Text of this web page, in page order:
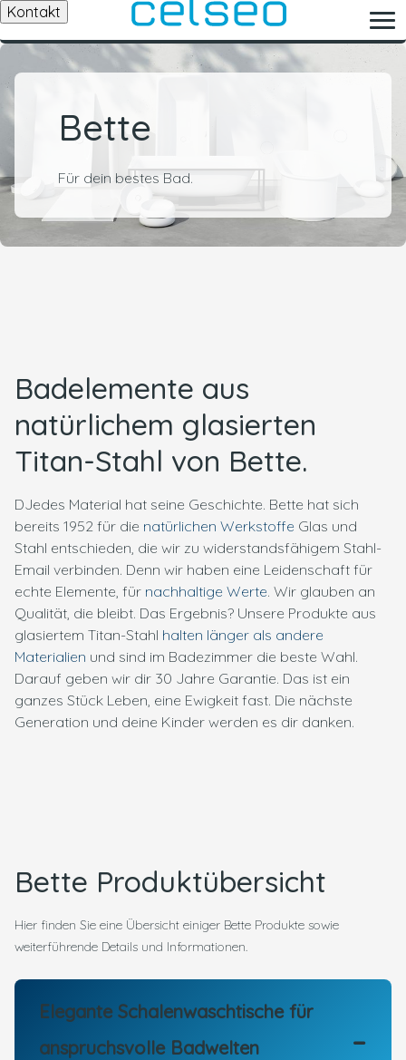
Kontakt
Bette
Für dein bestes Bad.
Badelemente aus
natürlichem glasierten
Titan-Stahl von Bette.
DJedes Material hat seine Geschichte. Bette hat sich
bereits 1952 für die natürlichen Werkstoffe Glas und
Stahl entschieden, die wir zu widerstandsfähigem Stahl-
Email verbinden. Denn wir haben eine Leidenschaft für
echte Elemente, für nachhaltige Werte. Wir glauben an
Qualität, die bleibt. Das Ergebnis? Unsere Produkte aus
glasiertem Titan-Stahl halten länger als andere
Materialien und sind im Badezimmer die beste Wahl.
Darauf geben wir dir 30 Jahre Garantie. Das ist ein
ganzes Stück Leben, eine Ewigkeit fast. Die nächste
Generation und deine Kinder werden es dir danken.
Bette Produktübersicht
Hier finden Sie eine Übersicht einiger Bette Produkte sowie
weiterführende Details und Informationen.
Elegante Schalenwaschtische für
anspruchsvolle Badwelten